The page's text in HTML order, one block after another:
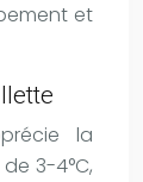
et
la
3-4°C,